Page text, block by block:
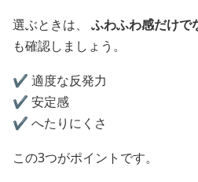
選ぶときは、 ふわふわ感だけで
も確認しましょう。
✔️ 適度な反発力
✔️ 安定感
✔️ へたりにくさ
この3つがポイントです。